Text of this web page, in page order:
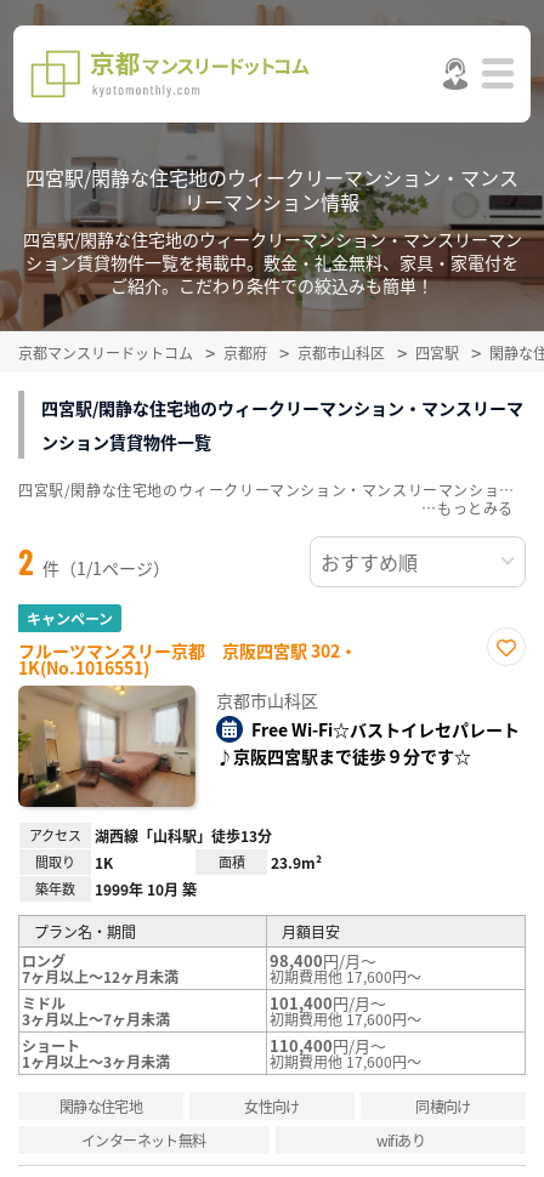
四宮駅/閑静な住宅地のウィークリーマンション・マンス
リーマンション情報
四宮駅/閑静な住宅地のウィークリーマンション・マンスリーマン
ション賃貸物件一覧を掲載中。敷金・礼金無料、家具・家電付を
ご紹介。こだわり条件での絞込みも簡単！
京都マンスリードットコム 京都府 京都市山科区 四宮駅 閑静な
四宮駅/閑静な住宅地のウィークリーマンション・マンスリーマ
ンション賃貸物件一覧
2 件（1/1ページ）
キャンペーン
フルーツマンスリー京都 京阪四宮駅 302・
1K(No.1016551)
録
京都市山科区
Free Wi-Fi☆バストイレセパレート
♪京阪四宮駅まで徒歩９分です☆
アクセス 湖西線「山科駅」徒歩13分
間取り 1K 面積 23.9m²
築年数 1999年 10月 築
プラン名・期間
月額目安
ロング
7ヶ月以上～12ヶ月未満
98,400円/月～
初期費用他 17,600円～
ミドル
3ヶ月以上～7ヶ月未満
101,400円/月～
初期費用他 17,600円～
ショート
1ヶ月以上～3ヶ月未満
110,400円/月～
初期費用他 17,600円～
閑静な住宅地 女性向け
同棲向け
インターネット無料
wifiあり
四宮駅/閑静な住宅地のウィークリーマンション・マンスリーマンション賃貸物件一覧を掲載中。敷金・礼金無料、家具・家電付をご紹介。こだわり条件での絞込みも簡単！
…